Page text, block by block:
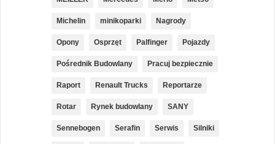
Michelin minikoparki Nagrody
Opony Osprzęt Palfinger Pojazdy
Pośrednik Budowlany Pracuj bezpiecznie
Raport Renault Trucks Reportarze
Rotar Rynek budowlany SANY
Sennebogen Serafin Serwis Silniki